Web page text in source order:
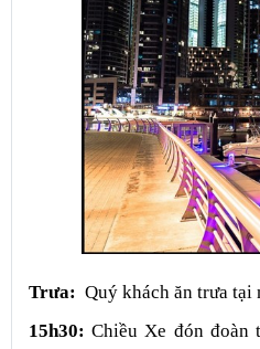
Trưa: Quý khách ăn trưa tại
15h30: Chiều Xe đón đoàn